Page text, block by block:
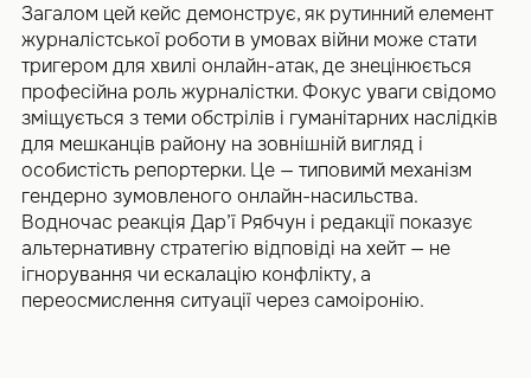
Загалом цей кейс демонструє, як рутинний елемент
журналістської роботи в умовах війни може стати
тригером для хвилі онлайн-атак, де знецінюється
професійна роль журналістки. Фокус уваги свідомо
зміщується з теми обстрілів і гуманітарних наслідків
для мешканців району на зовнішній вигляд і
особистість репортерки. Це — типовимй механізм
гендерно зумовленого онлайн-насильства.
Водночас реакція Дар’ї Рябчун і редакції показує
альтернативну стратегію відповіді на хейт — не
ігнорування чи ескалацію конфлікту, а
переосмислення ситуації через самоіронію.